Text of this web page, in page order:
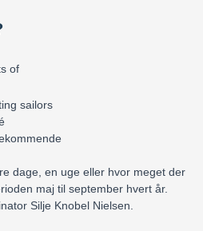
of
sailors
dage, en uge eller hvor meget der
maj til september hvert år.
Silje Knobel Nielsen.